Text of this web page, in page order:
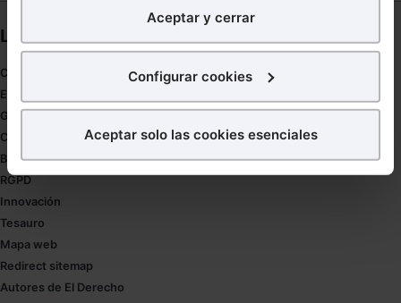
nuestra página web. También con fines publicitarios,
para poder mostrarte publicidad y contenidos de tu
¿Qué puedes hacer?
en la web sea óptima
Puedes
También puedes
seleccionar solo aquellas que quieras permitir en tu
navegador. Si no seleccionas ninguna utilizaremos
Aceptar y cerrar
Configurar cookies
Aceptar solo las cookies esenciales
Links directos
Coronavirus
Estudio de salud abogacía
Gestión de despachos
Compliance
Buenas Prácticas Tributarias
RGPD
Innovación
Tesauro
Mapa web
Redirect sitemap
Autores de El Derecho